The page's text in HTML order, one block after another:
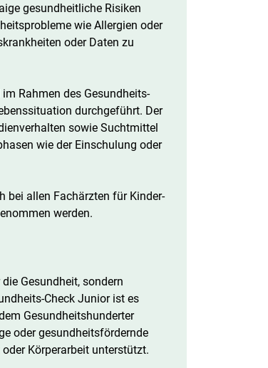
gesundheitliche Risiken
wie Allergien oder
oder Daten zu
Rahmen des Gesundheits-
durchgeführt. Der
sowie Suchtmittel
wie der Einschulung oder
bei allen Fachärzten für Kinder-
werden.
Gesundheit, sondern
Check Junior ist es
Gesundheitshunderter
oder gesundheitsfördernde
Körperarbeit unterstützt.